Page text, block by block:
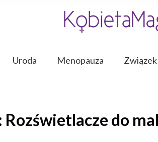
Uroda Menopauza Związek
Rozświetlacze do